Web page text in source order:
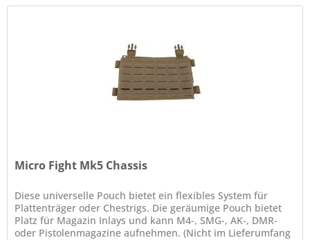
Micro Fight Mk5 Chassis
Diese universelle Pouch bietet ein flexibles System für
Plattenträger oder Chestrigs. Die geräumige Pouch bietet
Platz für Magazin Inlays und kann M4-, SMG-, AK-, DMR-
oder Pistolenmagazine aufnehmen. (Nicht im Lieferumfang